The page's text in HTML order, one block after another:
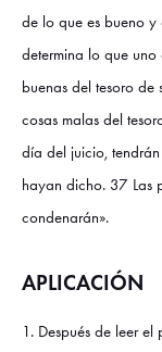
de lo que es bueno y
determina lo que
buenas del tesoro
cosas malas del
día del juicio,
hayan dicho. 37 Las
condenarán».
APLICACIÓN
1. Después de leer